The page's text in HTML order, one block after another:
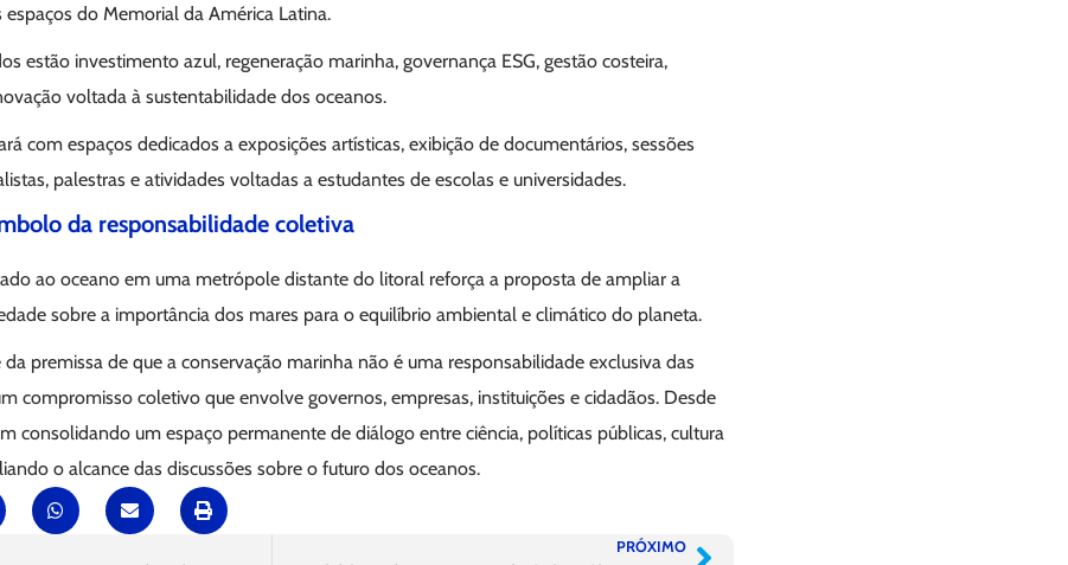
do Memorial da América Latina.
estão investimento azul, regeneração marinha, governança ESG, gestão costeira,
voltada à sustentabilidade dos oceanos.
com espaços dedicados a exposições artísticas, exibição de documentários, sessões
palestras e atividades voltadas a estudantes de escolas e universidades.
da responsabilidade coletiva
ao oceano em uma metrópole distante do litoral reforça a proposta de ampliar a
sobre a importância dos mares para o equilíbrio ambiental e climático do planeta.
da premissa de que a conservação marinha não é uma responsabilidade exclusiva das
compromisso coletivo que envolve governos, empresas, instituições e cidadãos. Desde
consolidando um espaço permanente de diálogo entre ciência, políticas públicas, cultura
o alcance das discussões sobre o futuro dos oceanos.
PRÓXIMO